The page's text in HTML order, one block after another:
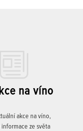
na víno
akce na víno,
ze světa